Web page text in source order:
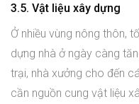
3.5. Vật liệu xây dựng
Ở nhiều vùng nông thôn,
dựng nhà ở ngày càng
trại, nhà xưởng cho đến
cần nguồn cung vật liệu